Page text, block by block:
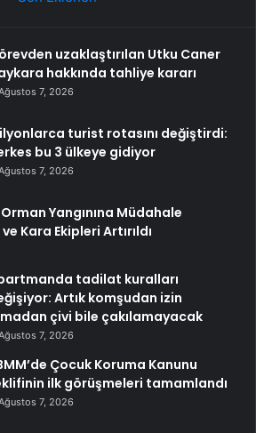
uzaklaştırılan Utku Caner
hakkında tahliye kararı
7, 2026
turist rotasını değiştirdi:
bu 3 ülkeye gidiyor
7, 2026
Yangınına Müdahale
Kara Ekipleri Artırıldı
tadilat kuralları
Artık komşudan izin
çivi bile çakılamayacak
7, 2026
Çocuk Koruma Kanunu
ilk görüşmeleri tamamlandı
7, 2026